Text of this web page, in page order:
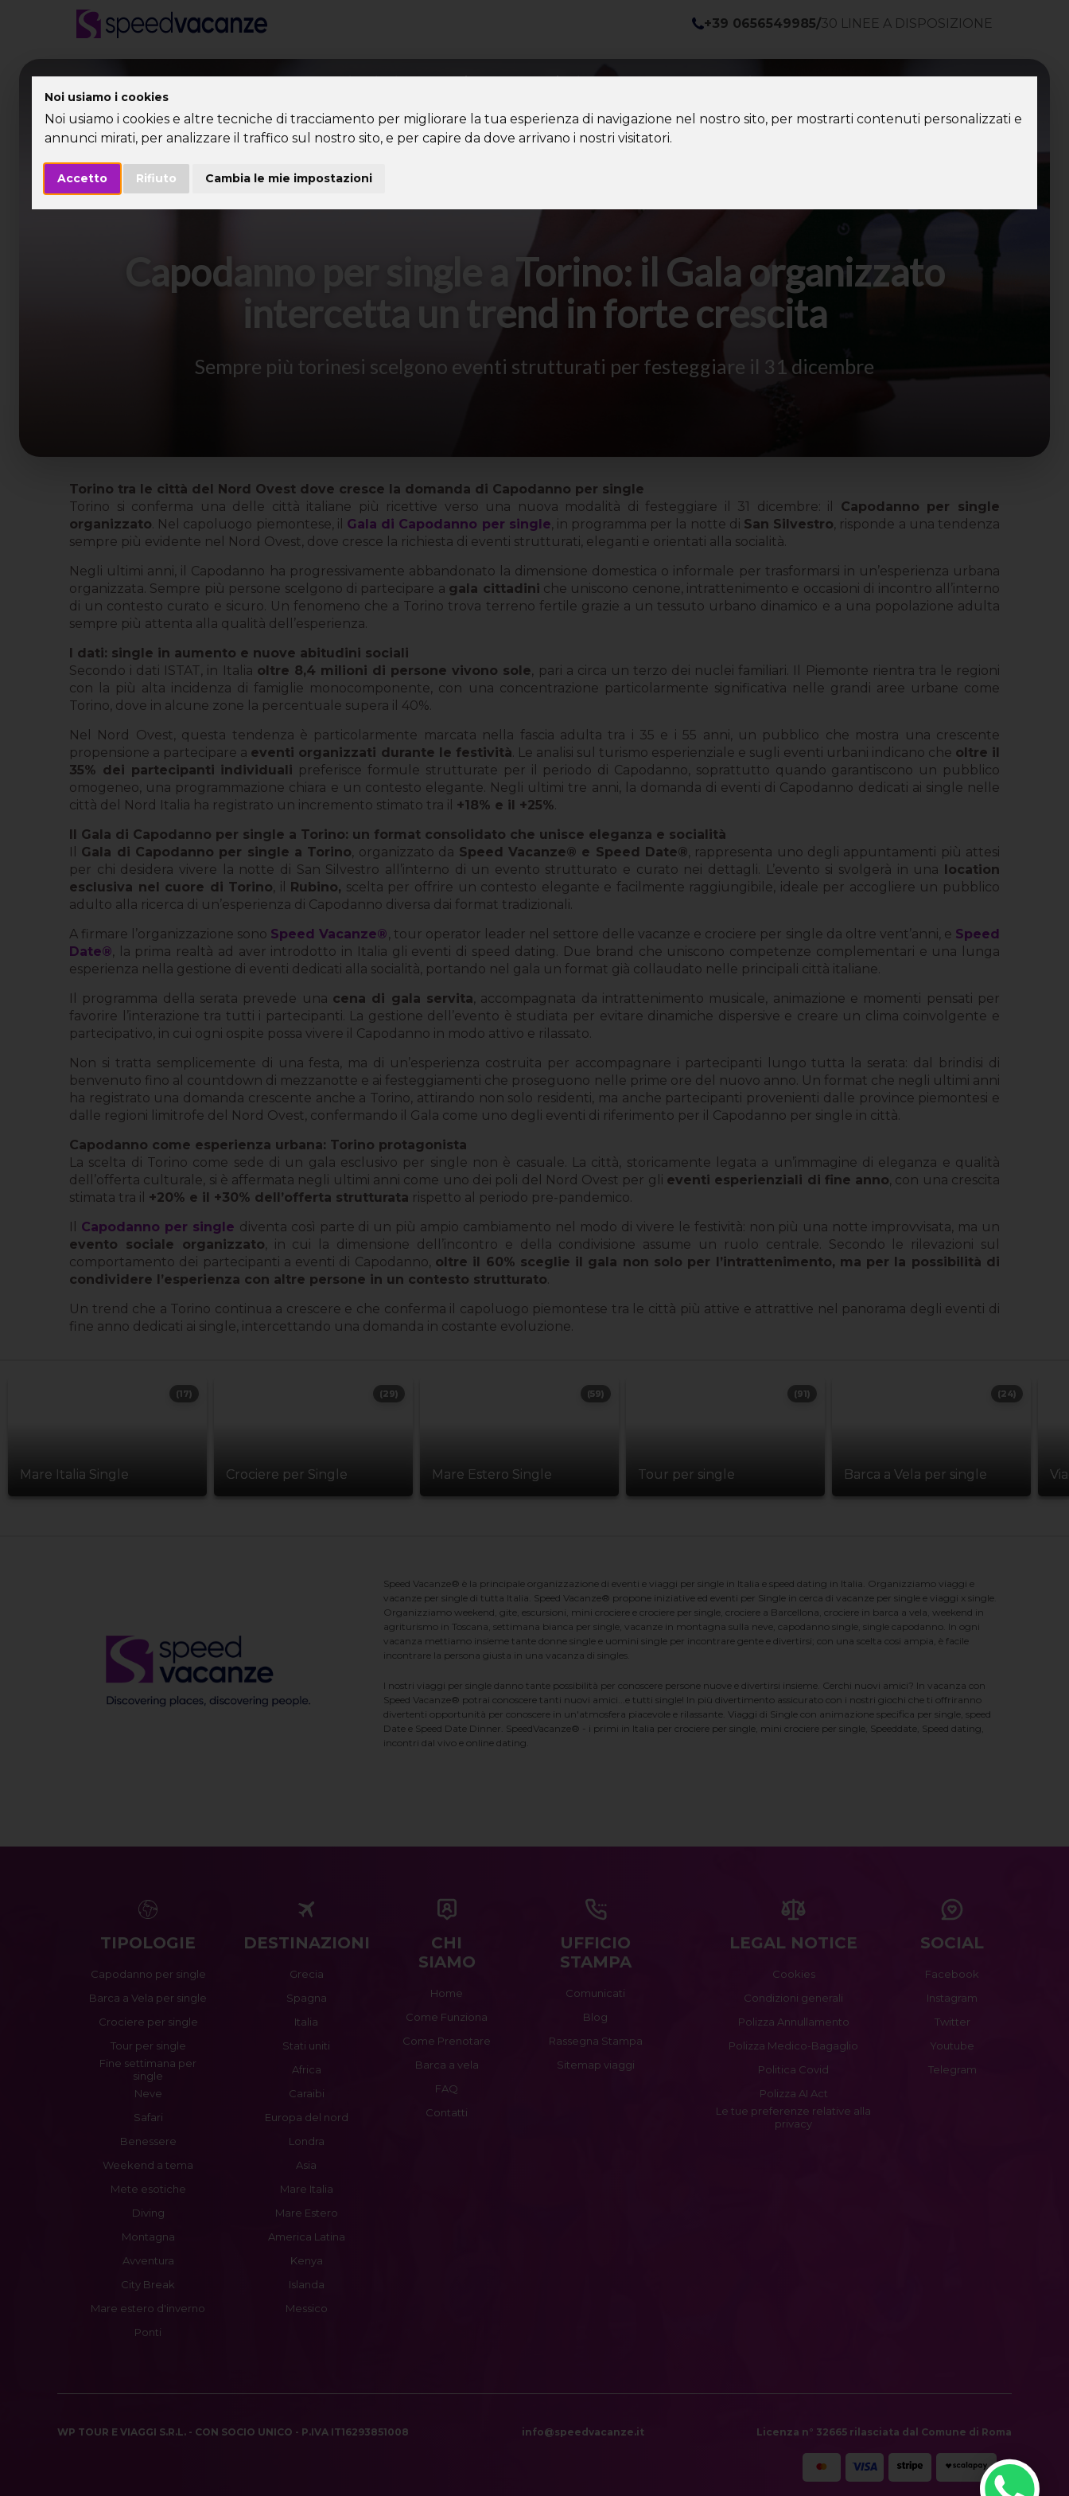
Noi usiamo i cookies
Noi usiamo i cookies e altre tecniche di tracciamento per migliorare la tua esperienza di navigazione nel nostro sito, per mostrarti contenuti personalizzati e
annunci mirati, per analizzare il traffico sul nostro sito, e per capire da dove arrivano i nostri visitatori.
Accetto Rifiuto Cambia le mie impostazioni
+39 0656549985/30 LINEE A DISPOSIZIONE
Destinazioni About us Community Diventa Tour LeaderContatti
Capodanno per single a Torino: il Gala organizzato
intercetta un trend in forte crescita
Sempre più torinesi scelgono eventi strutturati per festeggiare il 31 dicembre
Torino tra le città del Nord Ovest dove cresce la domanda di Capodanno per single
Torino si conferma una delle città italiane più ricettive verso una nuova modalità di festeggiare il 31 dicembre: il Capodanno per single
organizzato . Nel capoluogo piemontese, il Gala di Capodanno per single , in programma per la notte di San Silvestro , risponde a una tendenza
sempre più evidente nel Nord Ovest, dove cresce la richiesta di eventi strutturati, eleganti e orientati alla socialità.
Negli ultimi anni, il Capodanno ha progressivamente abbandonato la dimensione domestica o informale per trasformarsi in un’esperienza urbana
organizzata. Sempre più persone scelgono di partecipare a gala cittadini che uniscono cenone, intrattenimento e occasioni di incontro all’interno
di un contesto curato e sicuro. Un fenomeno che a Torino trova terreno fertile grazie a un tessuto urbano dinamico e a una popolazione adulta
sempre più attenta alla qualità dell’esperienza.
I dati: single in aumento e nuove abitudini sociali
Secondo i dati ISTAT, in Italia oltre 8,4 milioni di persone vivono sole , pari a circa un terzo dei nuclei familiari. Il Piemonte rientra tra le regioni
con la più alta incidenza di famiglie monocomponente, con una concentrazione particolarmente significativa nelle grandi aree urbane come
Torino, dove in alcune zone la percentuale supera il 40%.
Nel Nord Ovest, questa tendenza è particolarmente marcata nella fascia adulta tra i 35 e i 55 anni, un pubblico che mostra una crescente
propensione a partecipare a eventi organizzati durante le festività . Le analisi sul turismo esperienziale e sugli eventi urbani indicano che oltre il
35% dei partecipanti individuali preferisce formule strutturate per il periodo di Capodanno, soprattutto quando garantiscono un pubblico
omogeneo, una programmazione chiara e un contesto elegante. Negli ultimi tre anni, la domanda di eventi di Capodanno dedicati ai single nelle
città del Nord Italia ha registrato un incremento stimato tra il +18% e il +25%
Il Gala di Capodanno per single a Torino: un format consolidato che unisce eleganza e socialità
Il Gala di Capodanno per single a Torino , organizzato da Speed Vacanze® e Speed Date® , rappresenta uno degli appuntamenti più attesi
per chi desidera vivere la notte di San Silvestro all’interno di un evento strutturato e curato nei dettagli. L’evento si svolgerà in una location
esclusiva nel cuore di Torino , il Rubino, scelta per offrire un contesto elegante e facilmente raggiungibile, ideale per accogliere un pubblico
adulto alla ricerca di un’esperienza di Capodanno diversa dai format tradizionali.
A firmare l’organizzazione sono Speed Vacanze® , tour operator leader nel settore delle vacanze e crociere per single da oltre vent’anni, e Speed
Date® , la prima realtà ad aver introdotto in Italia gli eventi di speed dating. Due brand che uniscono competenze complementari e una lunga
esperienza nella gestione di eventi dedicati alla socialità, portando nel gala un format già collaudato nelle principali città italiane.
Il programma della serata prevede una cena di gala servita , accompagnata da intrattenimento musicale, animazione e momenti pensati per
favorire l’interazione tra tutti i partecipanti. La gestione dell’evento è studiata per evitare dinamiche dispersive e creare un clima coinvolgente e
partecipativo, in cui ogni ospite possa vivere il Capodanno in modo attivo e rilassato.
Non si tratta semplicemente di una festa, ma di un’esperienza costruita per accompagnare i partecipanti lungo tutta la serata: dal brindisi di
benvenuto fino al countdown di mezzanotte e ai festeggiamenti che proseguono nelle prime ore del nuovo anno. Un format che negli ultimi anni
ha registrato una domanda crescente anche a Torino, attirando non solo residenti, ma anche partecipanti provenienti dalle province piemontesi e
dalle regioni limitrofe del Nord Ovest, confermando il Gala come uno degli eventi di riferimento per il Capodanno per single in città.
Capodanno come esperienza urbana: Torino protagonista
La scelta di Torino come sede di un gala esclusivo per single non è casuale. La città, storicamente legata a un’immagine di eleganza e qualità
dell’offerta culturale, si è affermata negli ultimi anni come uno dei poli del Nord Ovest per gli eventi esperienziali di fine anno , con una crescita
stimata tra il +20% e il +30% dell’offerta strutturata rispetto al periodo pre-pandemico.
Il Capodanno per single diventa così parte di un più ampio cambiamento nel modo di vivere le festività: non più una notte improvvisata, ma un
evento sociale organizzato , in cui la dimensione dell’incontro e della condivisione assume un ruolo centrale. Secondo le rilevazioni sul
comportamento dei partecipanti a eventi di Capodanno, oltre il 60% sceglie il gala non solo per l’intrattenimento, ma per la possibilità di
condividere l’esperienza con altre persone in un contesto strutturato
Un trend che a Torino continua a crescere e che conferma il capoluogo piemontese tra le città più attive e attrattive nel panorama degli eventi di
fine anno dedicati ai single, intercettando una domanda in costante evoluzione.
Mare Italia Single
(17)
Crociere per Single
(29)
Mare Estero Single
(59)
Tour per single
(91)
Barca a Vela per single
(24)
Speed Vacanze® è la principale organizzazione di eventi e viaggi per single in Italia e speed dating in Italia. Organizziamo viaggi e
vacanze per single di tutta Italia. Speed Vacanze® propone iniziative ed eventi per Single in cerca di vacanze per single e viaggi x single.
Organizziamo weekend, gite, escursioni, mini crociere e crociere per single, crociere a Barcellona, crociere in barca a vela, weekend in
agriturismo in Toscana, settimana bianca per single, vacanze in montagna sulla neve, capodanno single, single capodanno. In ogni
vacanza mettiamo insieme tante donne single e uomini single per incontrare gente e divertirsi; con una scelta cosi ampia, è facile
incontrare la persona giusta in una vacanza di singles.
I nostri viaggi per single danno tante possibilità per conoscere persone nuove e divertirsi insieme. Cerchi nuovi amici? In vacanza con
Speed Vacanze® potrai conoscere tanti nuovi amici...e tutti single! In più divertimento assicurato con i nostri giochi che ti offriranno
divertenti opportunità per conoscere in un'atmosfera piacevole e rilassante. Viaggi di Single con animazione specifica per single, speed
Date e Speed Date Dinner. SpeedVacanze® - i primi in Italia per crociere per single, mini crociere per single, Speeddate, Speed dating,
incontri dal vivo e online dating.
TIPOLOGIE
Capodanno per single
Barca a Vela per single
Crociere per single
Tour per single
Fine settimana per
single
Neve
Safari
Benessere
Weekend a tema
Mete esotiche
Diving
Montagna
Avventura
City Break
Mare estero d'inverno
Ponti
DESTINAZIONI
Grecia
Spagna
Italia
Stati uniti
Africa
Caraibi
Europa del nord
Londra
Asia
Mare Italia
Mare Estero
America Latina
Kenya
Islanda
Messico
CHI
SIAMO
Home
Come Funziona
Come Prenotare
Barca a vela
FAQ
Contatti
UFFICIO
STAMPA
Comunicati
Blog
Rassegna Stampa
Sitemap viaggi
LEGAL NOTICE
Cookies
Condizioni generali
Polizza Annullamento
Polizza Medico-Bagaglio
Politica Covid
Polizza AI Act
Le tue preferenze relative alla
privacy
SOCIAL
Facebook
Instagram
Twitter
Youtube
Telegram
WP TOUR E VIAGGI S.R.L. - CON SOCIO UNICO - P.IVA IT16293851008 info@speedvacanze.it Licenza n° 32665 rilasciata dal Comune di Roma